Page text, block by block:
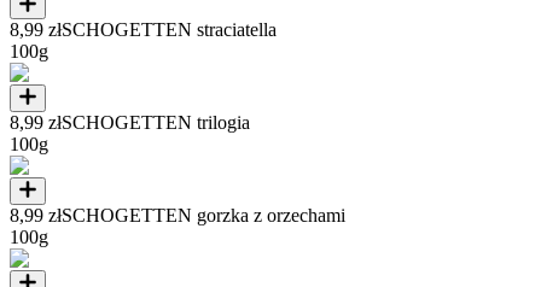
8,99 złSCHOGETTEN straciatella
100g
8,99 złSCHOGETTEN trilogia
100g
8,99 złSCHOGETTEN gorzka z orzechami
100g